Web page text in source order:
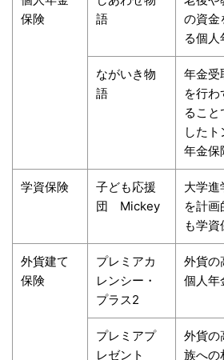
保険
語
の資金
る個
ながいき物
語
年金受
を行わ
ること
した
年金保
学資保険
子ども応援
団 Mickey
大学進
を計
も学資
外貨建て
保険
プレミアカ
レンシー・
プラス2
外貨の
個人年
プレミアプ
レゼント
外貨の
族への